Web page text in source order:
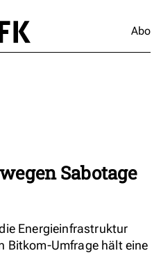
Abo
Sabotage
Energieinfrastruktur
Bitkom-Umfrage hält eine